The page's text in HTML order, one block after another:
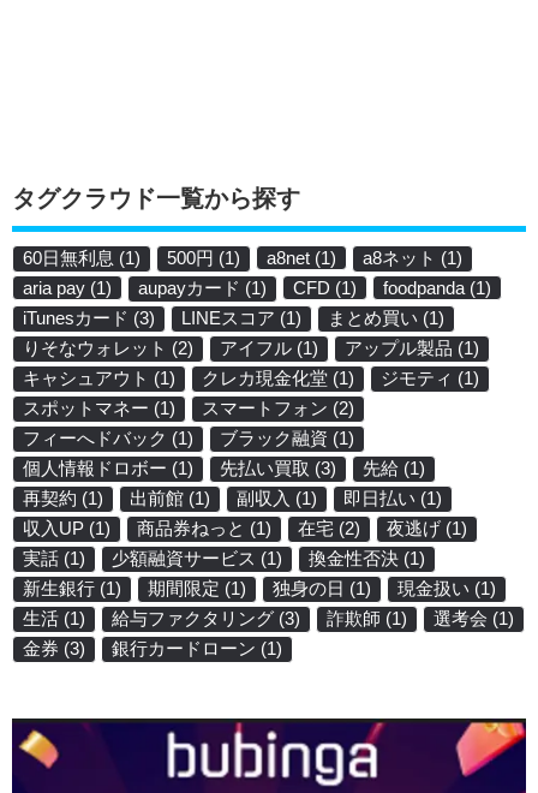
タグクラウド一覧から探す
60日無利息 (1) 500円 (1) a8net (1) a8ネット (1)
aria pay (1) aupayカード (1) CFD (1) foodpanda(1)
iTunesカード (3) LINEスコア (1) まとめ買い (1)
りそなウォレット (2) アイフル (1) アップル製品 (1)
キャシュアウト (1) クレカ現金化堂 (1) ジモティ (1)
スポットマネー (1) スマートフォン (2)
フィーへドバック (1) ブラック融資 (1)
個人情報ドロボー (1) 先払い買取 (3) 先給 (1)
再契約 (1) 出前館 (1) 副収入 (1) 即日払い (1)
収入UP (1) 商品券ねっと (1) 在宅 (2) 夜逃げ (1)
実話 (1) 少額融資サービス (1) 換金性否決 (1)
新生銀行 (1) 期間限定 (1) 独身の日 (1) 現金扱い (1)
生活 (1) 給与ファクタリング (3) 詐欺師 (1) 選考会 (1)
金券 (3) 銀行カードローン (1)